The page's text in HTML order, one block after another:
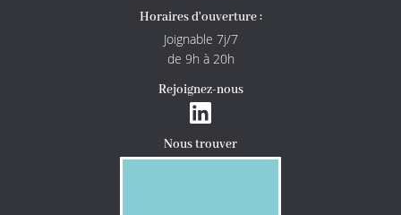
Horaires d'ouverture :
Joignable 7j/7
de 9h à 20h
Rejoignez-nous
Nous trouver